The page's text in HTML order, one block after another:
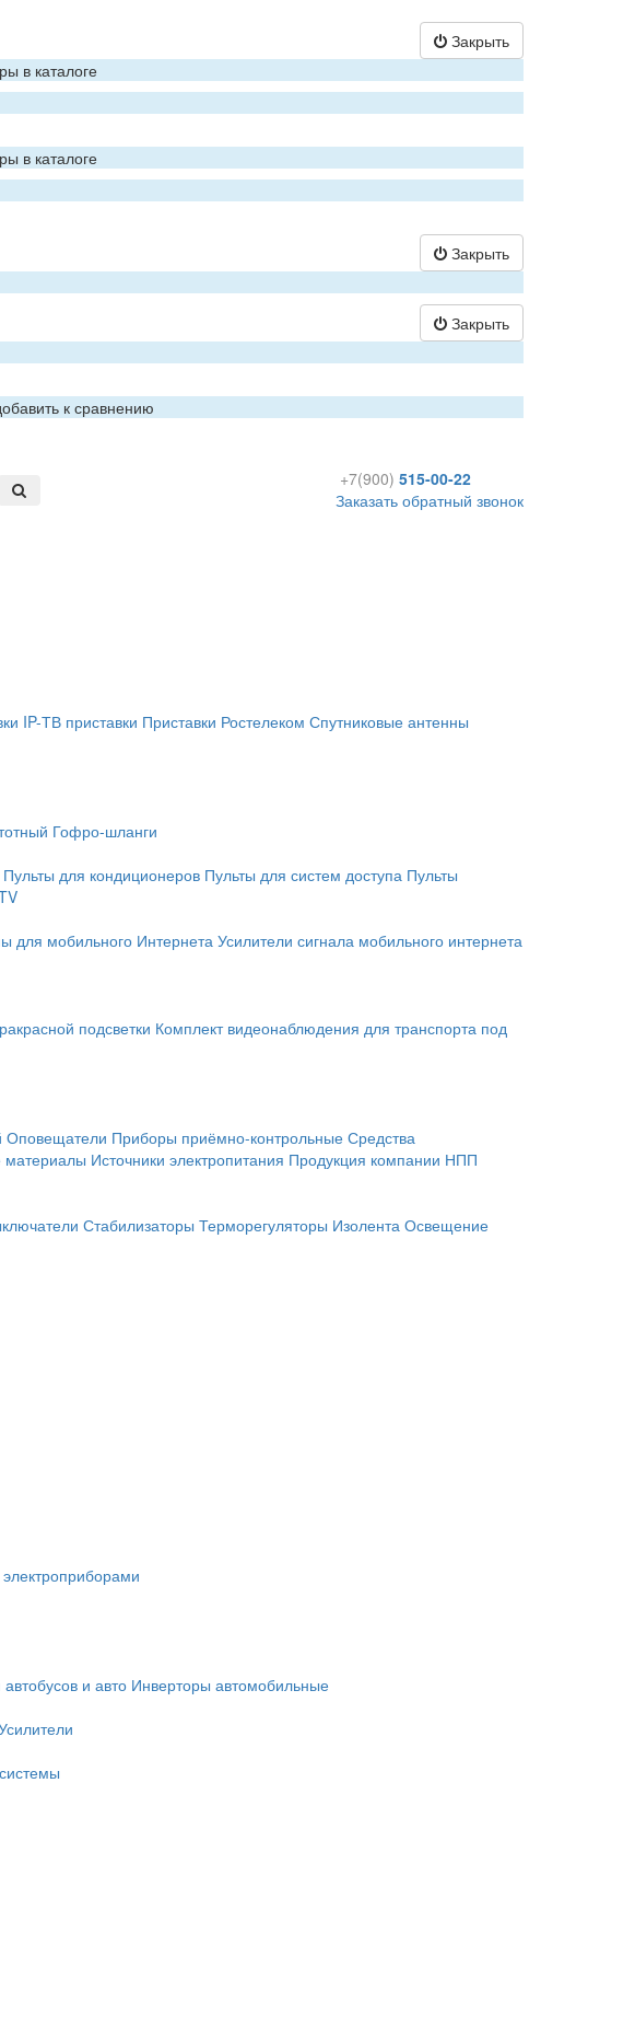
Закрыть
в каталоге
в каталоге
Закрыть
Закрыть
к сравнению
+7(900) 515-00-22
Заказать обратный звонок
IP-ТВ приставки Приставки Ростелеком Спутниковые антенны
Гофро-шланги
Пульты для кондиционеров Пульты для систем доступа Пульты
для мобильного Интернета Усилители сигнала мобильного интернета
подсветки Комплект видеонаблюдения для транспорта под
Оповещатели Приборы приёмно-контрольные Средства
Источники электропитания Продукция компании НПП
Стабилизаторы Терморегуляторы Изолента Освещение
и авто Инверторы автомобильные